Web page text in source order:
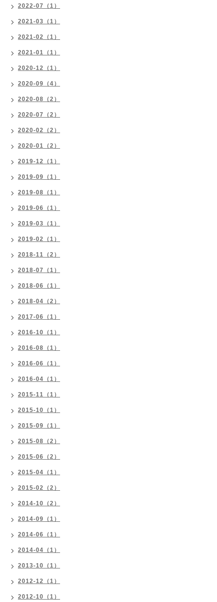
2022-07（1）
2021-03（1）
2021-02（1）
2021-01（1）
2020-12（1）
2020-09（4）
2020-08（2）
2020-07（2）
2020-02（2）
2020-01（2）
2019-12（1）
2019-09（1）
2019-08（1）
2019-06（1）
2019-03（1）
2019-02（1）
2018-11（2）
2018-07（1）
2018-06（1）
2018-04（2）
2017-06（1）
2016-10（1）
2016-08（1）
2016-06（1）
2016-04（1）
2015-11（1）
2015-10（1）
2015-09（1）
2015-08（2）
2015-06（2）
2015-04（1）
2015-02（2）
2014-10（2）
2014-09（1）
2014-06（1）
2014-04（1）
2013-10（1）
2012-12（1）
2012-10（1）